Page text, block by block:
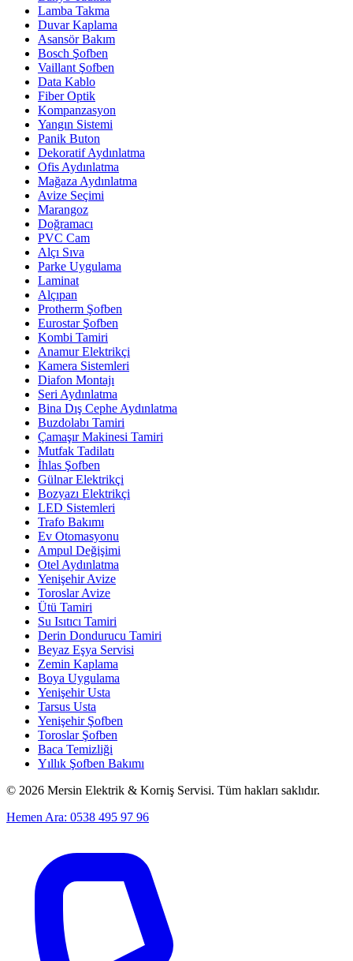
Lamba Takma
Duvar Kaplama
Asansör Bakım
Bosch Şofben
Vaillant Şofben
Data Kablo
Fiber Optik
Kompanzasyon
Yangın Sistemi
Panik Buton
Dekoratif Aydınlatma
Ofis Aydınlatma
Mağaza Aydınlatma
Avize Seçimi
Marangoz
Doğramacı
PVC Cam
Alçı Sıva
Parke Uygulama
Laminat
Alçıpan
Protherm Şofben
Eurostar Şofben
Kombi Tamiri
Anamur Elektrikçi
Kamera Sistemleri
Diafon Montajı
Seri Aydınlatma
Bina Dış Cephe Aydınlatma
Buzdolabı Tamiri
Çamaşır Makinesi Tamiri
Mutfak Tadilatı
İhlas Şofben
Gülnar Elektrikçi
Bozyazı Elektrikçi
LED Sistemleri
Trafo Bakımı
Ev Otomasyonu
Ampul Değişimi
Otel Aydınlatma
Yenişehir Avize
Toroslar Avize
Ütü Tamiri
Su Isıtıcı Tamiri
Derin Dondurucu Tamiri
Beyaz Eşya Servisi
Zemin Kaplama
Boya Uygulama
Yenişehir Usta
Tarsus Usta
Yenişehir Şofben
Toroslar Şofben
Baca Temizliği
Yıllık Şofben Bakımı
© 2026 Mersin Elektrik & Korniş Servisi. Tüm hakları saklıdır.
Hemen Ara: 0538 495 97 96